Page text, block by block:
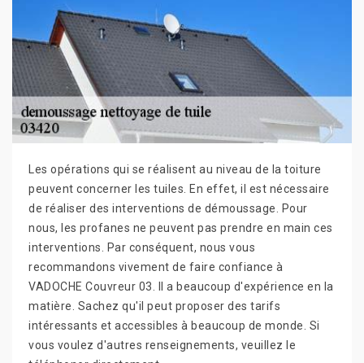
Les opérations qui se réalisent au niveau de la toiture
peuvent concerner les tuiles. En effet, il est nécessaire
de réaliser des interventions de démoussage. Pour
nous, les profanes ne peuvent pas prendre en main ces
interventions. Par conséquent, nous vous
recommandons vivement de faire confiance à
VADOCHE Couvreur 03. Il a beaucoup d'expérience en la
matière. Sachez qu'il peut proposer des tarifs
intéressants et accessibles à beaucoup de monde. Si
vous voulez d'autres renseignements, veuillez le